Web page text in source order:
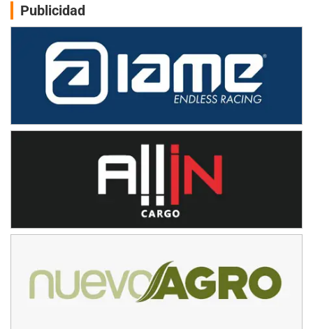
NORESTE SANTAFESINO - F6
SUR SANTAFESINO - F4
José Samuel Sánchez (Tierra)
Rufino (Santa Fe)
Juan Navarro (Asfalto)
COBERTURA ESPECIAL DE E-KART.COM.AR
Baradero (Buenos Aires)
Ciudad de Trenque Lauquen (Asfalto)
Trenque Lauquen (Buenos Aires)
Publicidad